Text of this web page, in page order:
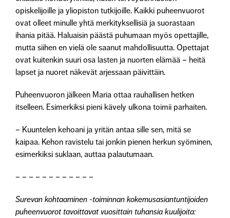
opiskelijoille ja yliopiston tutkijoille. Kaikki puheenvuorot
ovat olleet minulle yhtä merkityksellisiä ja suorastaan
ihania pitää. Haluaisin päästä puhumaan myös opettajille,
mutta siihen en vielä ole saanut mahdollisuutta. Opettajat
ovat kuitenkin suuri osa lasten ja nuorten elämää – heitä
lapset ja nuoret näkevät arjessaan päivittäin.
Puheenvuoron jälkeen Maria ottaa rauhallisen hetken
itselleen. Esimerkiksi pieni kävely ulkona toimii parhaiten.
– Kuuntelen kehoani ja yritän antaa sille sen, mitä se
kaipaa. Kehon ravistelu tai jonkin pienen herkun syöminen,
esimerkiksi suklaan, auttaa palautumaan.
– – – – – – – – – – – –
Surevan kohtaaminen -toiminnan kokemusasiantuntijoiden
puheenvuorot tavoittavat vuosittain tuhansia kuulijoita: